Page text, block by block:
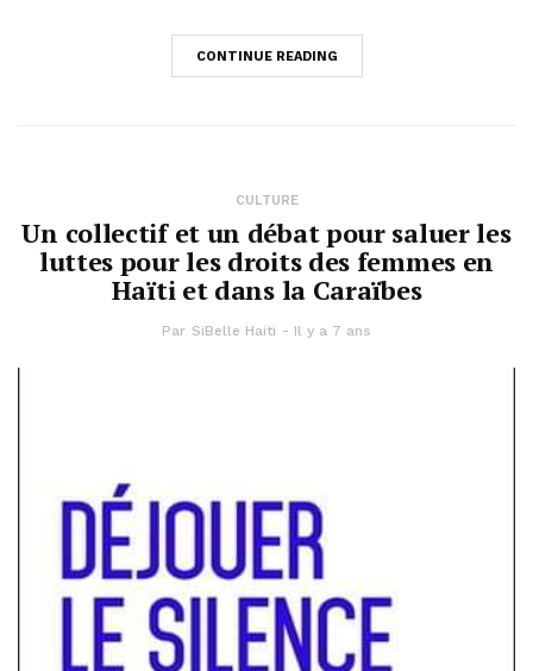
CONTINUE READING
CULTURE
Un collectif et un débat pour saluer les
luttes pour les droits des femmes en
Haïti et dans la Caraïbes
Par SiBelle Haiti Il y a 7 ans